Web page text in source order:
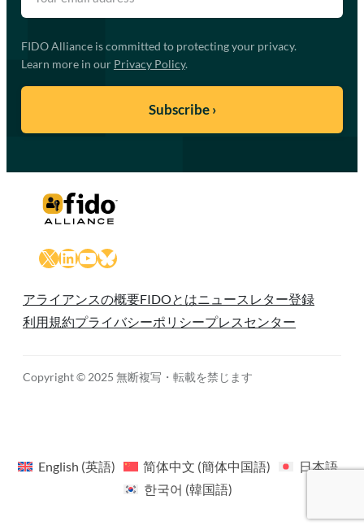
FIDO Alliance is committed to protecting your privacy.
Learn more in our Privacy Policy.
X LinkedIn
YouTube
Bluesky
アライアンスの概要FIDOとは ニュースレター登録
利用規約プライバシーポリシープレスセンター
Copyright © 2025 無断複写・転載を禁じます
English (英語) 简体中文 (簡体中国語)
日本語
한국어 (韓国語)